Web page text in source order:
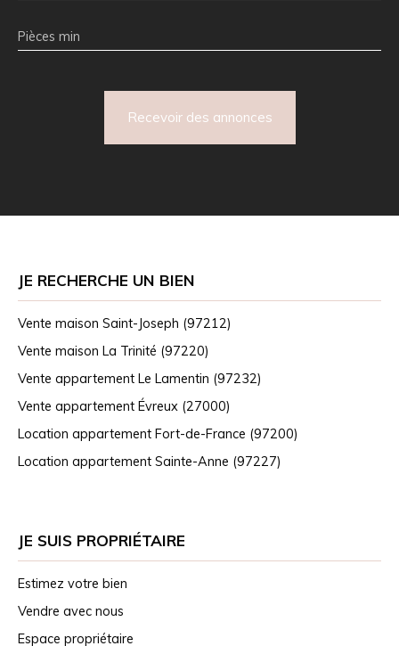
Pièces min
Recevoir des annonces
JE RECHERCHE UN BIEN
Vente maison Saint-Joseph (97212)
Vente maison La Trinité (97220)
Vente appartement Le Lamentin (97232)
Vente appartement Évreux (27000)
Location appartement Fort-de-France (97200)
Location appartement Sainte-Anne (97227)
JE SUIS PROPRIÉTAIRE
Estimez votre bien
Vendre avec nous
Espace propriétaire